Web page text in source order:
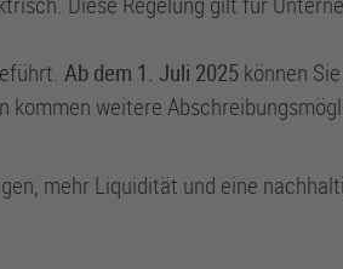
Ab dem 1. Juli 2025 können
kommen weitere
mehr Liquidität und eine